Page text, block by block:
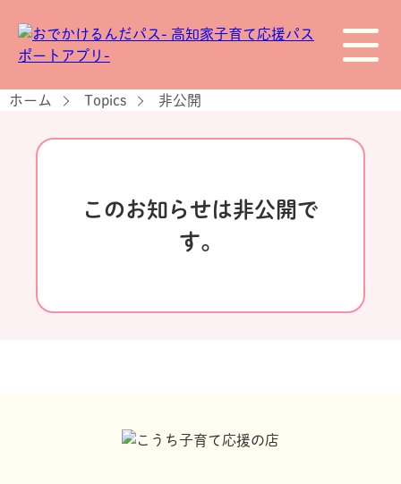
ホーム Topics 非公開
このお知らせは非公開で
す。